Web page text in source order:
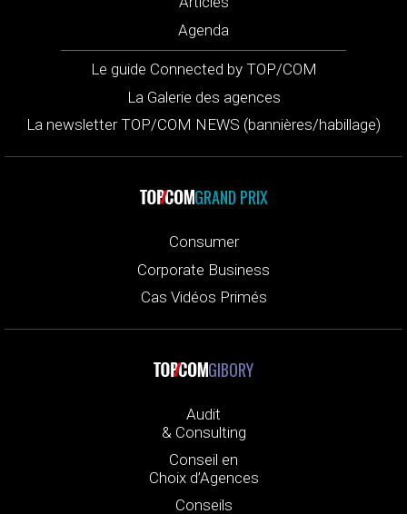
Agenda
Le guide Connected by TOP/COM
La Galerie des agences
La newsletter TOP/COM NEWS (bannières/habillage)
GRAND PRIX
Consumer
Corporate Business
Cas Vidéos Primés
GIBORY
Audit
& Consulting
Conseil en
Choix d’Agences
Conseils